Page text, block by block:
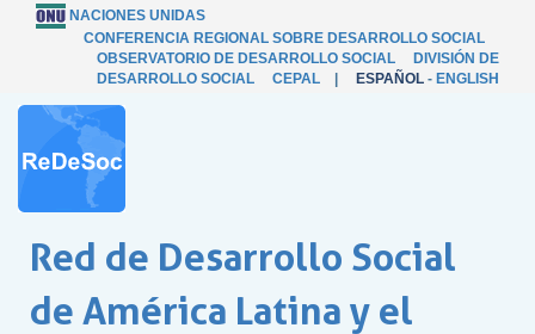
NACIONES UNIDAS
CONFERENCIA REGIONAL SOBRE DESARROLLO SOCIAL
OBSERVATORIO DE DESARROLLO SOCIAL
DIVISIÓN DE
DESARROLLO SOCIAL
CEPAL ESPAÑOL - ENGLISH
Red de Desarrollo Social
de América Latina y el